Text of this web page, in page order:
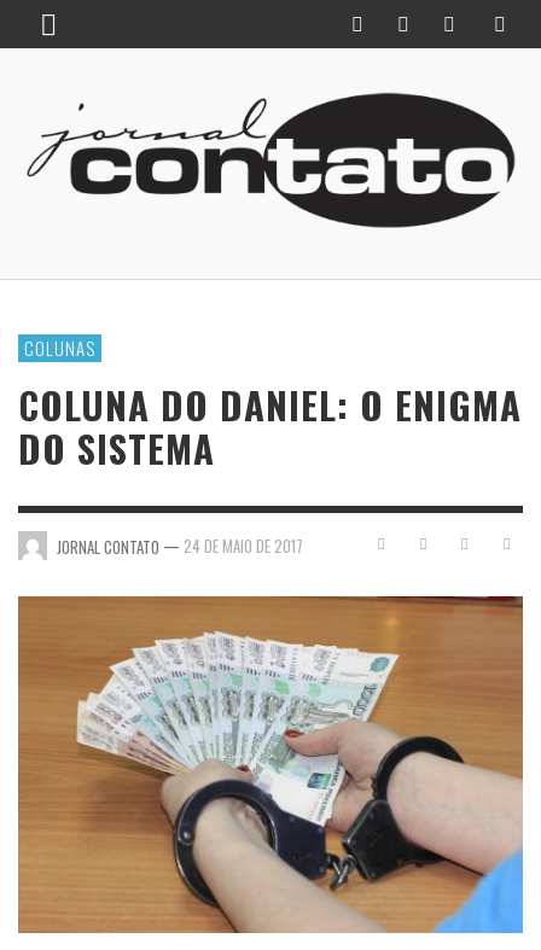
COLUNAS
COLUNA DO DANIEL: O ENIGMA
DO SISTEMA
JORNAL CONTATO — 24 DE MAIO DE 2017